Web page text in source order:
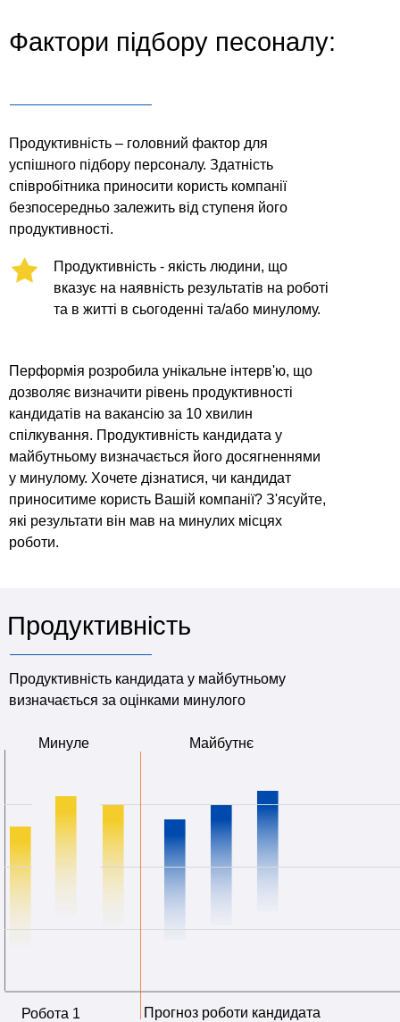
Фактори підбору песоналу:
Продуктивність – головний фактор для
успішного підбору персоналу. Здатність
співробітника приносити користь компанії
безпосередньо залежить від ступеня його
продуктивності.
Перформія розробила унікальне інтерв'ю, що
дозволяє визначити рівень продуктивності
кандидатів на вакансію за 10 хвилин
спілкування. Продуктивність кандидата у
майбутньому визначається його досягненнями
у минулому. Хочете дізнатися, чи кандидат
приноситиме користь Вашій компанії? З'ясуйте,
які результати він мав на минулих місцях
роботи.
Продуктивність - якість людини, що
вказує на наявність результатів на роботі
та в житті в сьогоденні та/або минулому.
Продуктивність
Продуктивність кандидата у майбутньому
визначається за оцінками минулого
Робота 1
Прогноз роботи кандидата
Минуле Майбутнє